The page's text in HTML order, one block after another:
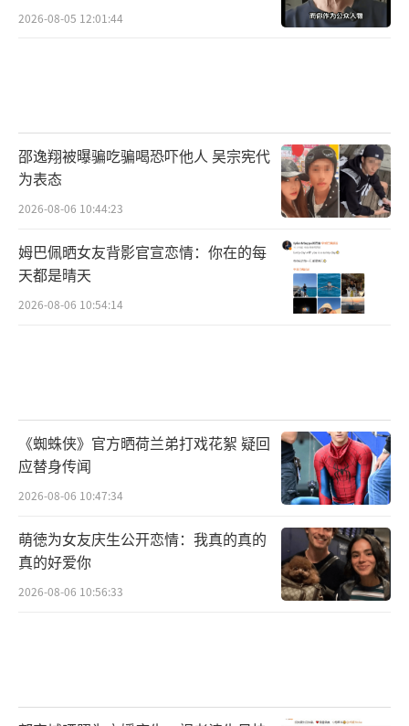
2026-08-05 12:01:44
邵逸翔被曝骗吃骗喝恐吓他人 吴宗宪代
为表态
2026-08-06 10:44:23
姆巴佩晒女友背影官宣恋情：你在的每
天都是晴天
2026-08-06 10:54:14
《蜘蛛侠》官方晒荷兰弟打戏花絮 疑回
应替身传闻
2026-08-06 10:47:34
萌徳为女友庆生公开恋情：我真的真的
真的好爱你
2026-08-06 10:56:33